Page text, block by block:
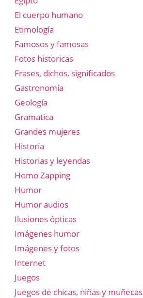
El cuerpo humano
Etimología
Famosos y famosas
Fotos historicas
Frases, dichos, significados
Gastronomía
Geología
Gramatica
Grandes mujeres
Historia
Historias y leyendas
Homo Zapping
Humor
Humor audios
Ilusiones ópticas
Imágenes humor
Imágenes y fotos
Internet
Juegos
Juegos de chicas, niñas y muñecas